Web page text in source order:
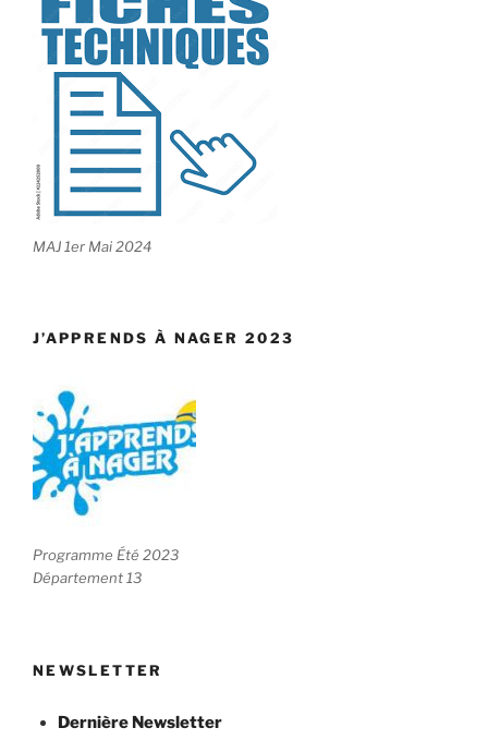
MAJ 1er Mai 2024
J’APPRENDS À NAGER 2023
Programme Été 2023
Département 13
NEWSLETTER
Dernière Newsletter